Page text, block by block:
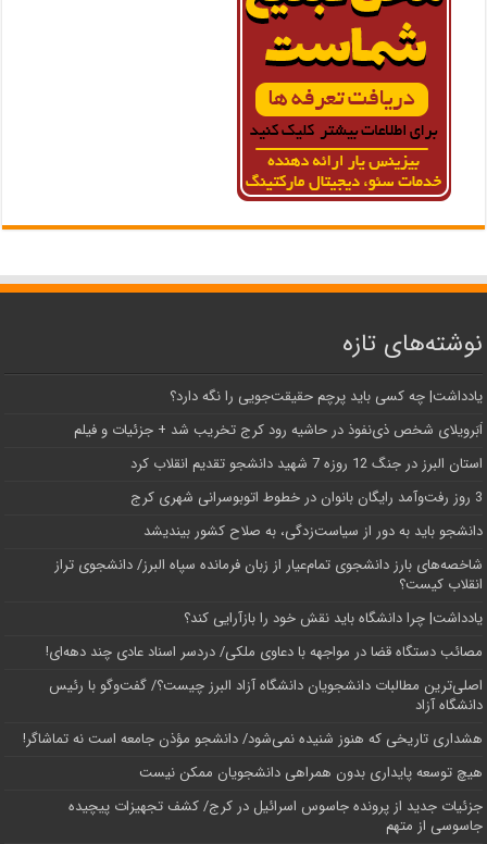
نوشته‌های تازه
یادداشت| ‌چه کسی باید پرچم حقیقت‌جویی را نگه دارد؟
اَبَر‌ویلای شخص ذی‌نفوذ در حاشیه‌ رود کرج تخریب شد + جزئیات و فیلم
استان البرز در جنگ 12 روزه 7 شهید دانشجو تقدیم انقلاب کرد
3 روز رفت‌وآمد رایگان بانوان در خطوط اتوبوسرانی شهری کرج
دانشجو باید به دور از سیاست‌زدگی، به صلاح کشور بیندیشد
شاخصه‌های بارز دانشجوی تمام‌عیار از زبان فرمانده سپاه البرز/ دانشجوی تراز
انقلاب کیست؟
یادداشت| چرا دانشگاه باید نقش خود را بازآرایی کند؟
مصائب دستگاه قضا در مواجهه با دعاوی ملکی/ دردسر اسناد عادی چند‌ دهه‌ای!
اصلی‌ترین مطالبات دانشجویان دانشگاه آزاد البرز چیست؟/ گفت‌وگو با رئیس
دانشگاه آز‌اد
هشداری تاریخی که هنوز شنیده نمی‌شود/ دانشجو مؤذن جامعه است نه تماشاگر!
هیچ توسعه پایداری بدون همراهی دانشجویان ممکن نیست
جزئیات جدید از پرونده جاسوس اسرائیل در کرج/‌ کشف تجهیزات پیچیده
جاسوسی از متهم